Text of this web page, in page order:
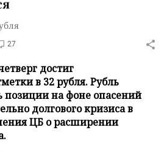
27
достиг
в 32 рубля. Рубль
позиции на фоне опасений
долгового кризиса в
ЦБ о расширении